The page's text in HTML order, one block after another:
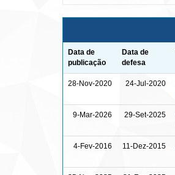
Data de
publicação
Data de
defesa
28-Nov-2020 24-Jul-2020
9-Mar-2026 29-Set-2025
4-Fev-2016 11-Dez-2015